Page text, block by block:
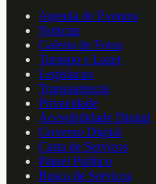
Agenda de Eventos
Noticias
Galeria de Fotos
Turismo e Lazer
Legislacao
Transparencia
Privacidade
Acessibilidade Digital
Governo Digital
Carta de Servicos
Painel Publico
Busca de Servicos